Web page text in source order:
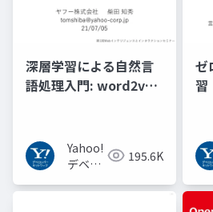
深層学習による自然言
語処理入門: word2vec
Yahoo!
デベロ
ネット
195.6K
ゼ
習